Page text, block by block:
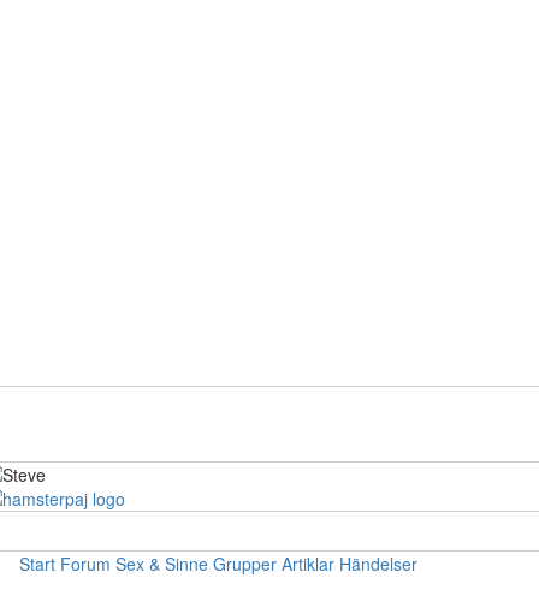
Start Forum Sex & Sinne Grupper Artiklar Händelser